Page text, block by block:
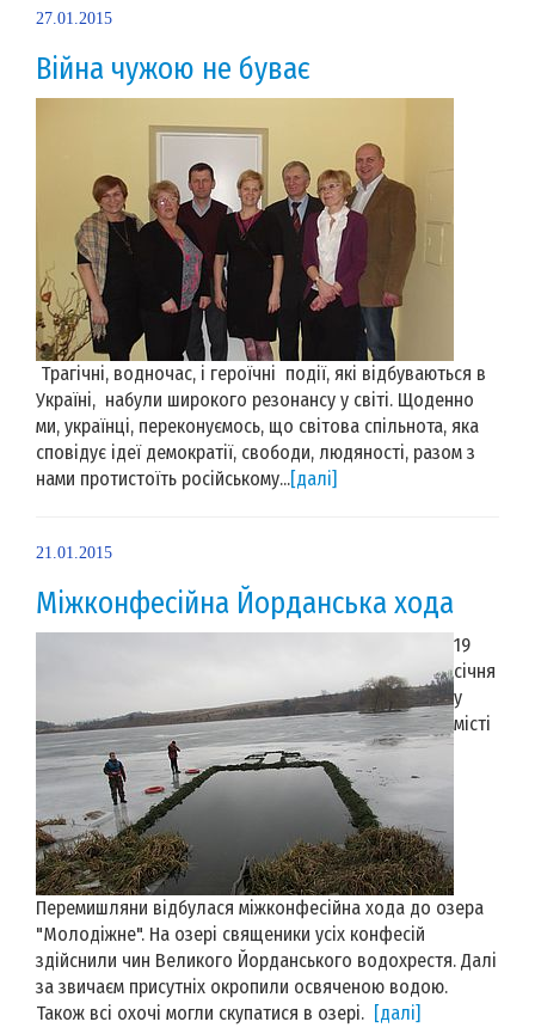
27.01.2015
Війна чужою не буває
Трагічні, водночас, і героїчні події, які відбуваються в
Україні, набули широкого резонансу у світі. Щоденно
ми, українці, переконуємось, що світова спільнота, яка
сповідує ідеї демократії, свободи, людяності, разом з
нами протистоїть російському...[далі]
21.01.2015
Міжконфесійна Йорданська хода
19
січня
у
місті
Перемишляни відбулася міжконфесійна хода до озера
"Молодіжне". На озері священики усіх конфесій
здійснили чин Великого Йорданського водохрестя. Далі
за звичаєм присутніх окропили освяченою водою.
Також всі охочі могли скупатися в озері. [далі]